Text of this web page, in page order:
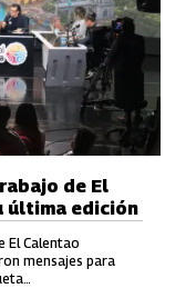
de El
última edición
El Calentao
mensajes para
en redes